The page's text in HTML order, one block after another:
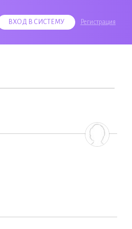
ВХОД В СИСТЕМУ Регистрация